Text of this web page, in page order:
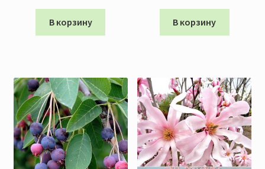
В корзину В корзину